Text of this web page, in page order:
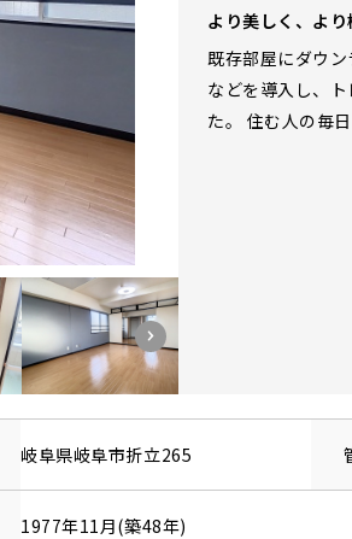
より美しく、より
既存部屋にダウ
などを導入し、
た。 住む人の毎
岐阜県岐阜市折立265
1977年11月(築48年)